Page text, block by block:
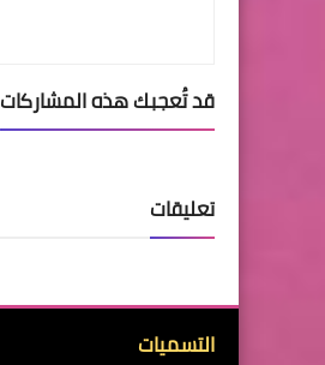
قد تُعجبك هذه المشاركات
تعليقات
التسميات